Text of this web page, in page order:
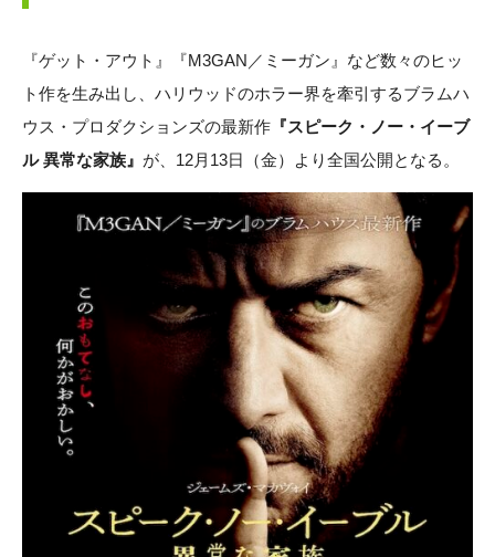
『ゲット・アウト』『M3GAN／ミーガン』など数々のヒッ
ト作を生み出し、ハリウッドのホラー界を牽引するブラムハ
ウス・プロダクションズの最新作 『スピーク・ノー・イーブ
ル 異常な家族』 が、12月13日（金）より全国公開となる。